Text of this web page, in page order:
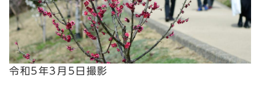
令和5年3月5日撮影